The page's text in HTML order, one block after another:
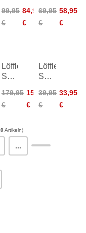
Merino
99,95
€
84,95
€
Transtex
69,95
€
58,95
€
Löffler
Skys-
TSL
Bike
Women
179,95
€
152,95
€
Löffler
Sport
Top
Women
39,95
€
33,95
€
Artikeln)
...